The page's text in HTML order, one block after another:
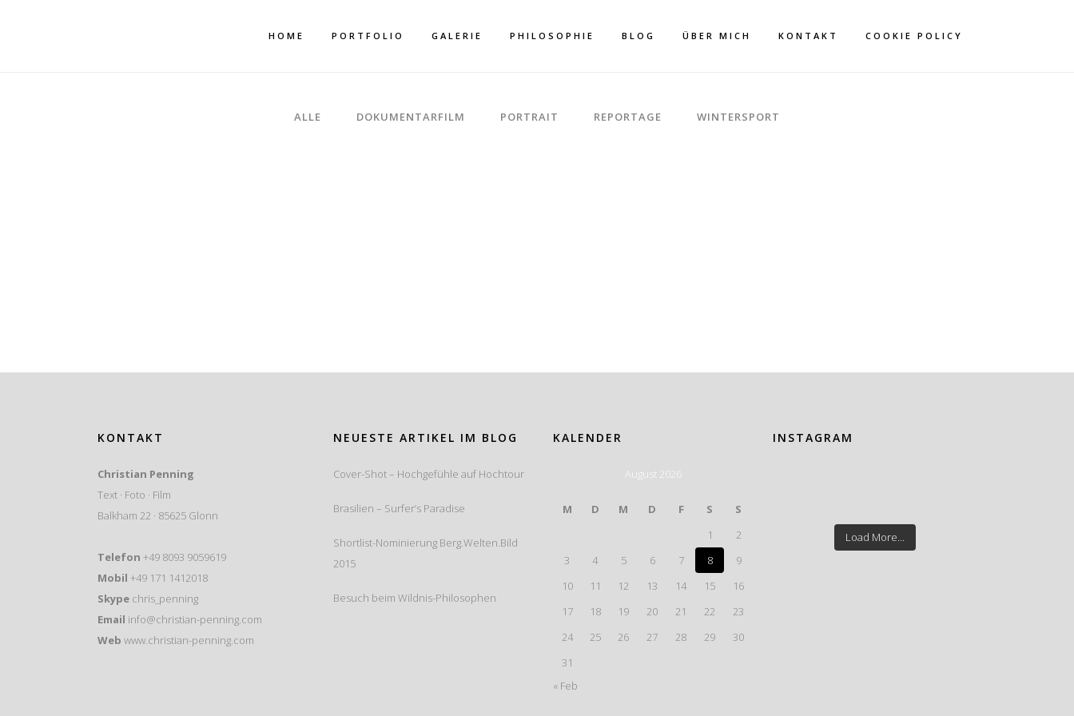
HOME PORTFOLIO GALERIE PHILOSOPHIE BLOG ÜBER MICH KONTAKT COOKIE POLICY
ALLE DOKUMENTARFILM PORTRAIT REPORTAGE WINTERSPORT
KONTAKT
Christian Penning
Text · Foto · Film
Balkham 22 · 85625 Glonn
Telefon +49 8093 9059619
Mobil +49 171 1412018
Skype chris_penning
Email info@christian-penning.com
Web www.christian-penning.com
NEUESTE ARTIKEL IM BLOG
Cover-Shot – Hochgefühle auf Hochtour
Brasilien – Surfer’s Paradise
Shortlist-Nominierung Berg.Welten.Bild
2015
Besuch beim Wildnis-Philosophen
KALENDER
August 2026
M D M D F S
S
1
2
3
4 5 6 7 8
9
10
11 12 13 14 15
16
17
18 19 20 21 22
23
24
25 26 27 28 29
30
31
« Feb
INSTAGRAM
Load More...